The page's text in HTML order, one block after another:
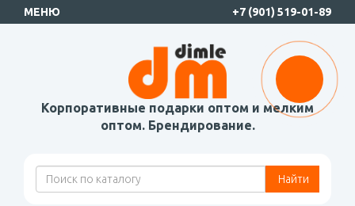
МЕНЮ +7 (901) 519-01-89
Корпоративные подарки оптом и мелким
оптом. Брендирование.
Найти